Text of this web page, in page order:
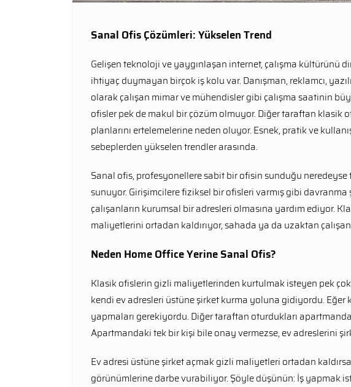
Sanal Ofis Çözümleri: Yükselen Trend
Gelişen teknoloji ve yaygınlaşan internet, çalışma kültürünü
ihtiyaç duymayan birçok iş kolu var. Danışman, reklamcı,
olarak çalışan mimar ve mühendisler gibi çalışma saatinin
ofisler pek de makul bir çözüm olmuyor. Diğer taraftan klasik
planlarını ertelemelerine neden oluyor. Esnek, pratik ve
sebeplerden yükselen trendler arasında.
Sanal ofis, profesyonellere sabit bir ofisin sunduğu neredeyse
sunuyor. Girişimcilere fiziksel bir ofisleri varmış gibi davranma
çalışanların kurumsal bir adresleri olmasına yardım ediyor.
maliyetlerini ortadan kaldırıyor, sahada ya da uzaktan
Neden Home Office Yerine Sanal Ofis?
Klasik ofislerin gizli maliyetlerinden kurtulmak isteyen pek
kendi ev adresleri üstüne şirket kurma yoluna gidiyordu. Eğer
yapmaları gerekiyordu. Diğer taraftan oturdukları
Apartmandaki tek bir kişi bile onay vermezse, ev adreslerini
Ev adresi üstüne şirket açmak gizli maliyetleri ortadan
görünümlerine darbe vurabiliyor. Şöyle düşünün: İş yapmak